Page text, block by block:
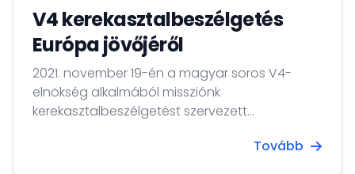
V4 kerekasztalbeszélgetés
Európa jövőjéről
2021. november 19-én a magyar soros V4-
elnökség alkalmából missziónk
kerekasztalbeszélgetést szervezett
Tovább